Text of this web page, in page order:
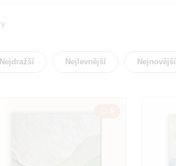
Bubliny
Nejdražší Nejlevnější Nejnovější